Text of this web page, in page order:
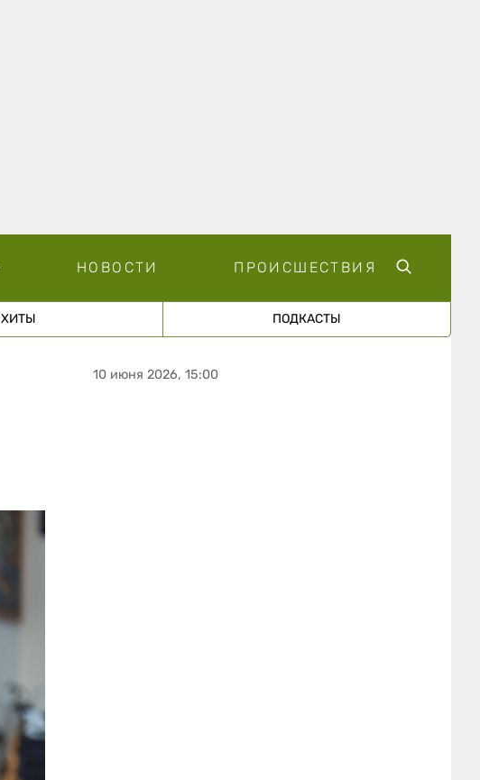
НОВОСТИ ПРОИСШЕСТВИЯ
ХИТЫ ПОДКАСТЫ
10 июня 2026, 15:00